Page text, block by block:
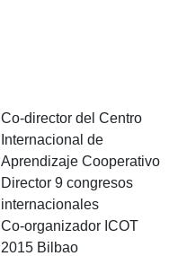
Co-director del Centro
Internacional de
Aprendizaje Cooperativo
Director 9 congresos
internacionales
Co-organizador ICOT
2015 Bilbao